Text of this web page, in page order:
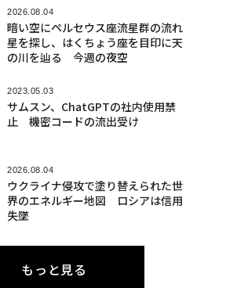
2026.08.04
暗い空にペルセウス座流星群の流れ
星を探し、はくちょう座を目印に天
の川を辿る 今週の夜空
2023.05.03
サムスン、ChatGPTの社内使用禁
止 機密コードの流出受け
2026.08.04
ウクライナ侵攻で塗り替えられた世
界のエネルギー地図 ロシアは信用
失墜
もっと見る